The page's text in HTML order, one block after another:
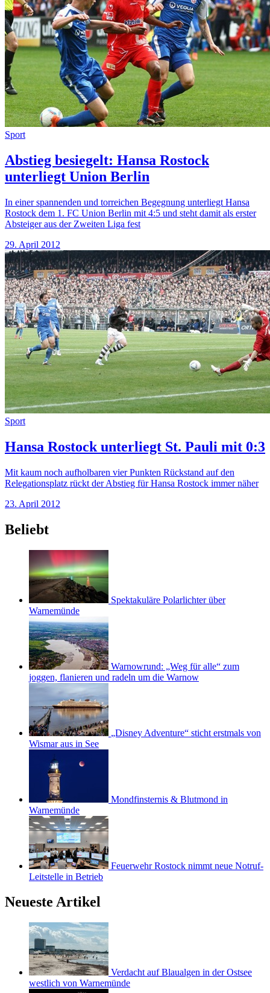
Sport
Abstieg besiegelt: Hansa Rostock
unterliegt Union Berlin
In einer spannenden und torreichen Begegnung unterliegt Hansa
Rostock dem 1. FC Union Berlin mit 4:5 und steht damit als erster
Absteiger aus der Zweiten Liga fest
29. April 2012
Sport
Hansa Rostock unterliegt St. Pauli mit 0:3
Mit kaum noch aufholbaren vier Punkten Rückstand auf den
Relegationsplatz rückt der Abstieg für Hansa Rostock immer näher
23. April 2012
Beliebt
Spektakuläre Polarlichter über
Warnemünde
Warnowrund: „Weg für alle“ zum
joggen, flanieren und radeln um die Warnow
„Disney Adventure“ sticht erstmals von
Wismar aus in See
Mondfinsternis & Blutmond in
Warnemünde
Feuerwehr Rostock nimmt neue Notruf-
Leitstelle in Betrieb
Neueste Artikel
Verdacht auf Blaualgen in der Ostsee
westlich von Warnemünde